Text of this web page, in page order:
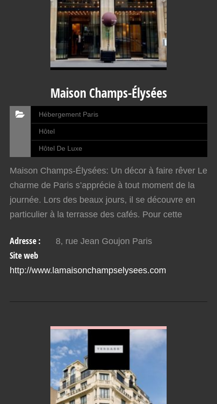
Maison Champs-Élysées
Hébergement Paris
Hôtel
Hôtel De Luxe
Maison Champs-Élysées: Un décor à faire rêver Le
charme de Paris s’apprécie à tout moment de la
journée. Lors des beaux jours, il se découvre en
particulier à la terrasse des cafés. Pour cette
adresse qui…
Adresse : 8, rue Jean Goujon Paris
Site web
http://www.lamaisonchampselysees.com